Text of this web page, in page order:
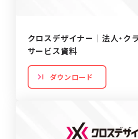
クロスデザイナー｜法人・ク
サービス資料
ダウンロード